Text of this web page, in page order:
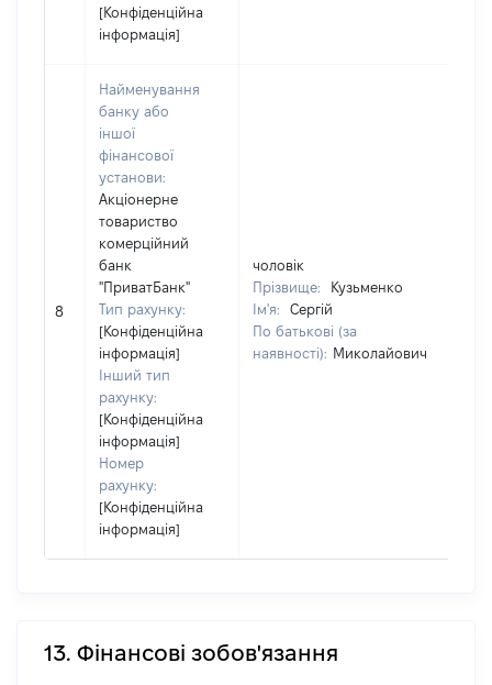
[Конфіденційна
інформація]
8
Найменування
банку або
іншої
фінансової
установи:
Акціонерне
товариство
комерційний
банк
"ПриватБанк"
Тип рахунку:
[Конфіденційна
інформація]
Інший тип
рахунку:
[Конфіденційна
інформація]
Номер
рахунку:
[Конфіденційна
інформація]
чоловік
Прізвище:
Кузьменко
Ім'я:
Сергій
По батькові (за
наявності): Миколайович
13. Фінансові зобов'язання